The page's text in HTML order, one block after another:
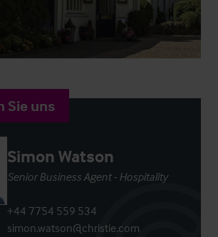
Sie uns
Simon Watson
Senior Business Agent - Hospitality
+44 7754 559 534
simon.watson@christie.com